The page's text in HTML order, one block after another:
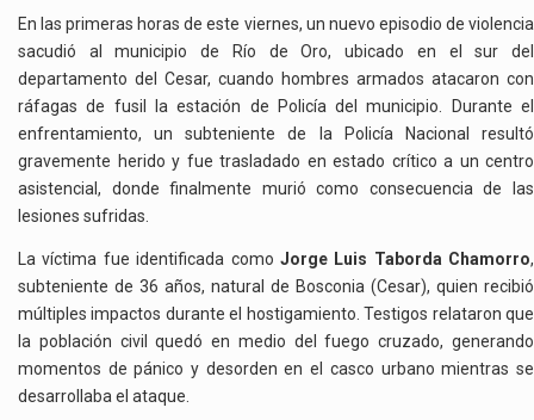
En las primeras horas de este viernes, un nuevo episodio de violencia
sacudió al municipio de Río de Oro, ubicado en el sur del
departamento del Cesar, cuando hombres armados atacaron con
ráfagas de fusil la estación de Policía del municipio. Durante el
enfrentamiento, un subteniente de la Policía Nacional resultó
gravemente herido y fue trasladado en estado crítico a un centro
asistencial, donde finalmente murió como consecuencia de las
lesiones sufridas.
La víctima fue identificada como Jorge Luis Taborda Chamorro,
subteniente de 36 años, natural de Bosconia (Cesar), quien recibió
múltiples impactos durante el hostigamiento. Testigos relataron que
la población civil quedó en medio del fuego cruzado, generando
momentos de pánico y desorden en el casco urbano mientras se
desarrollaba el ataque.